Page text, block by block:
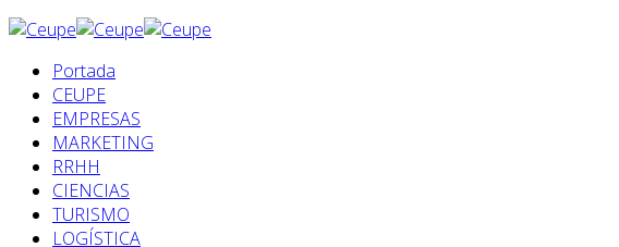
Portada
CEUPE
EMPRESAS
MARKETING
RRHH
CIENCIAS
TURISMO
LOGÍSTICA